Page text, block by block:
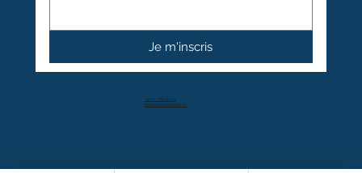
+41 27 766 40 40
info@anthamatten.ch
Je m'inscris
4.4